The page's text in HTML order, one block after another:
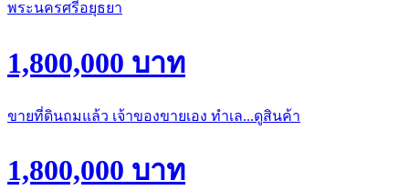
1,800,000 บาท
ขายที่ดินถมแล้ว เจ้าของขายเอง ทำเล...ดูสินค้า
1,800,000 บาท